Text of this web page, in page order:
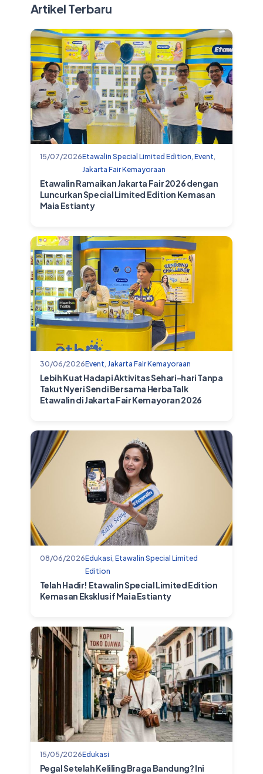
Artikel Terbaru
15/07/2026Etawalin Special Limited Edition, Event,
Jakarta Fair Kemayoraan
Etawalin Ramaikan Jakarta Fair 2026 dengan
Luncurkan Special Limited Edition Kemasan
Maia Estianty
30/06/2026Event, Jakarta Fair Kemayoraan
Lebih Kuat Hadapi Aktivitas Sehari-hari Tanpa
Takut Nyeri Sendi Bersama HerbaTalk
Etawalin di Jakarta Fair Kemayoran 2026
08/06/2026Edukasi, Etawalin Special Limited
Edition
Telah Hadir! Etawalin Special Limited Edition
Kemasan Eksklusif Maia Estianty
15/05/2026Edukasi
Pegal Setelah Keliling Braga Bandung? Ini